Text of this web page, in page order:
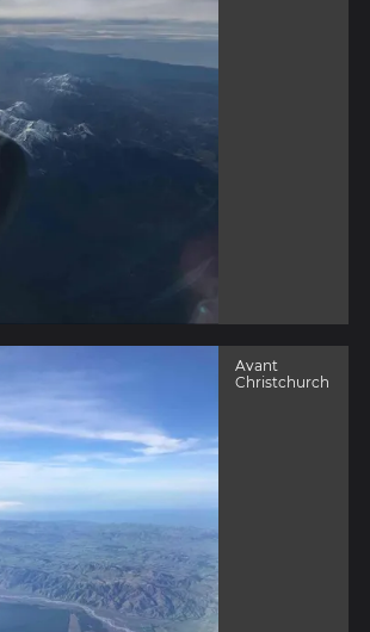
Avant
Christchurch